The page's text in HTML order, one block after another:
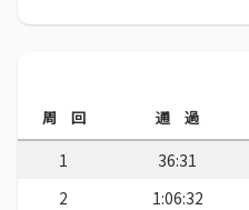
周 回 通 過
1 36:31
2
1:06:32